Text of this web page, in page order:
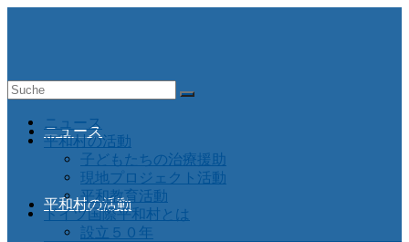
ニュース
平和村の活動
Suche
ニュース
平和村の活動
子どもたちの治療援助
現地プロジェクト活動
平和教育活動
ドイツ国際平和村とは
設立５０年